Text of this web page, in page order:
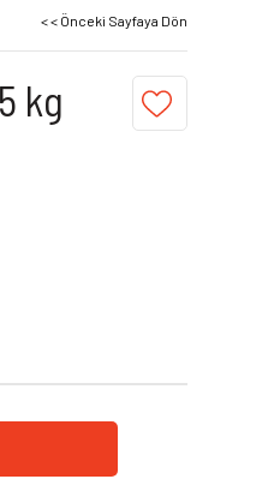
< < Önceki Sayfaya Dön
kg